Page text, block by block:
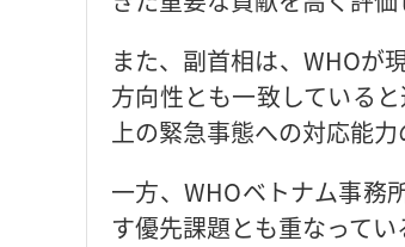
また、副首相は、WHOが
方向性とも一致している
上の緊急事態への対応能
一方、WHOベトナム事務
す優先課題とも重なってい